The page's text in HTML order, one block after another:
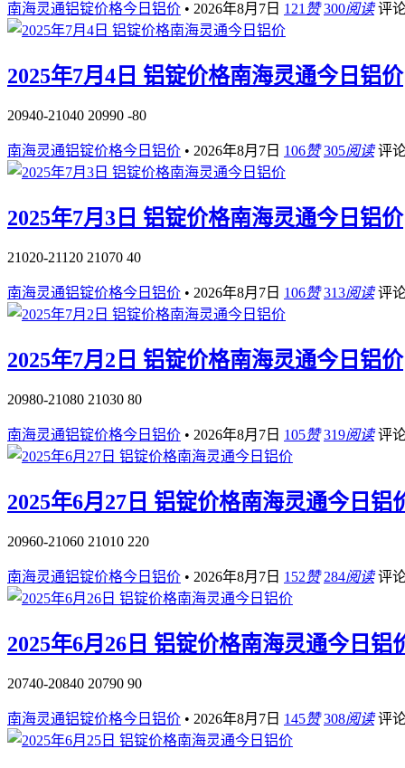
南海灵通铝锭价格今日铝价 • 2026年8月7日 121赞 300阅读 评
2025年7月4日 铝锭价格南海灵通今日铝价
20940-21040 20990 -80
南海灵通铝锭价格今日铝价 • 2026年8月7日 106赞 305阅读 评
2025年7月3日 铝锭价格南海灵通今日铝价
21020-21120 21070 40
南海灵通铝锭价格今日铝价 • 2026年8月7日 106赞 313阅读 评
2025年7月2日 铝锭价格南海灵通今日铝价
20980-21080 21030 80
南海灵通铝锭价格今日铝价 • 2026年8月7日 105赞 319阅读 评
2025年6月27日 铝锭价格南海灵通今日铝
20960-21060 21010 220
南海灵通铝锭价格今日铝价 • 2026年8月7日 152赞 284阅读 评
2025年6月26日 铝锭价格南海灵通今日铝
20740-20840 20790 90
南海灵通铝锭价格今日铝价 • 2026年8月7日 145赞 308阅读 评